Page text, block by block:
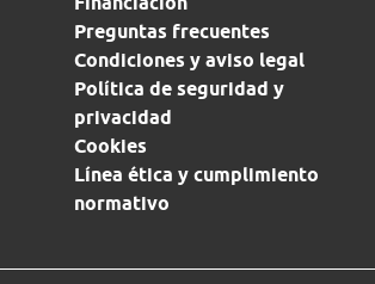
Preguntas frecuentes
Condiciones y aviso legal
Política de seguridad y
privacidad
Cookies
Línea ética y cumplimiento
normativo